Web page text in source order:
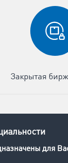
Закрытая